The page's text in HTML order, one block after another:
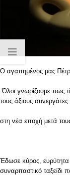
Ο αγαπημένος μας
Όλοι γνωρίζουμε πως
τους άξιους
στη νέα εποχή μετά
Έδωσε κύρος, ευρύτητα
συναρπαστικό ταξείδι